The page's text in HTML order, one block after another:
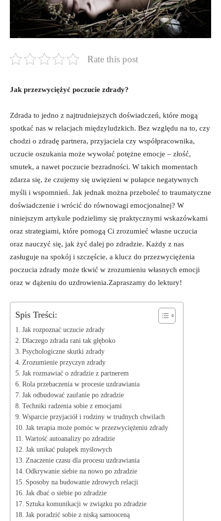
Rate this post
Jak przezwyciężyć poczucie zdrady?
Zdrada to jedno z najtrudniejszych doświadczeń, które mogą
spotkać nas w relacjach międzyludzkich. Bez względu na to, czy
chodzi o zdradę partnera, przyjaciela czy współpracownika,
uczucie oszukania może wywołać potężne emocje – złość,
smutek, a nawet poczucie bezradności. W takich momentach
zdarza się, że czujemy się uwięzieni w pułapce negatywnych
myśli i wspomnień. Jak jednak można przeboleć to traumatyczne
doświadczenie i wrócić do równowagi emocjonalnej? W
niniejszym artykule podzielimy się praktycznymi wskazówkami
oraz strategiami, które pomogą Ci zrozumieć własne uczucia
oraz nauczyć się, jak żyć dalej po zdradzie. Każdy z nas
zasługuje na spokój i szczęście, a klucz do przezwyciężenia
poczucia zdrady może tkwić w zrozumieniu własnych emocji
oraz w dążeniu do uzdrowienia.Zapraszamy do lektury!
Spis Treści:
Jak rozpoznać uczucie zdrady
Dlaczego zdrada rani tak głęboko
Psychologiczne skutki zdrady
Zrozumienie przyczyn zdrady
Jak rozmawiać o zdradzie z partnerem
Rola przebaczenia w procesie uzdrawiania
Jak odbudować zaufanie po zdradzie
Techniki radzenia sobie z emocjami
Wsparcie przyjaciół i rodziny w trudnych chwilach
Jak terapia może pomóc w przezwyciężeniu zdrady
Wartość autoanalizy po zdradzie
Jak unikać pułapek myślowych
Znaczenie czasu dla procesu uzdrawiania
Odkrywanie siebie na nowo po zdradzie
Sposoby na budowanie zdrowych relacji
Jak dbać o siebie po zdradzie
Sztuka komunikacji w związku po zdradzie
Jak poradzić sobie z niską samooceną